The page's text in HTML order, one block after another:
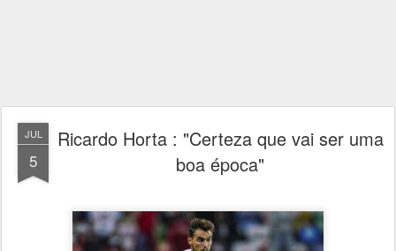
JUL
5
Ricardo Horta : "Certeza que vai ser uma
boa época"